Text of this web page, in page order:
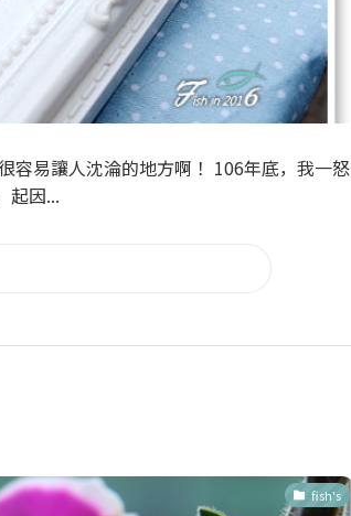
容易讓人沈淪的地方啊！ 106年底，我一怒
起因...
fish's